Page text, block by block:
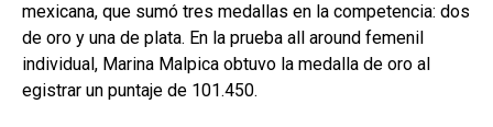
mexicana, que sumó tres medallas en la competencia: dos
de oro y una de plata. En la prueba all around femenil
individual, Marina Malpica obtuvo la medalla de oro al
egistrar un puntaje de 101.450.